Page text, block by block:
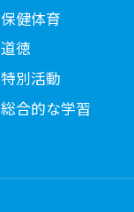
保健体育
道徳
特別活動
総合的な学習